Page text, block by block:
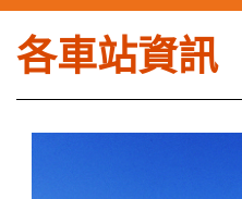
各車站資訊